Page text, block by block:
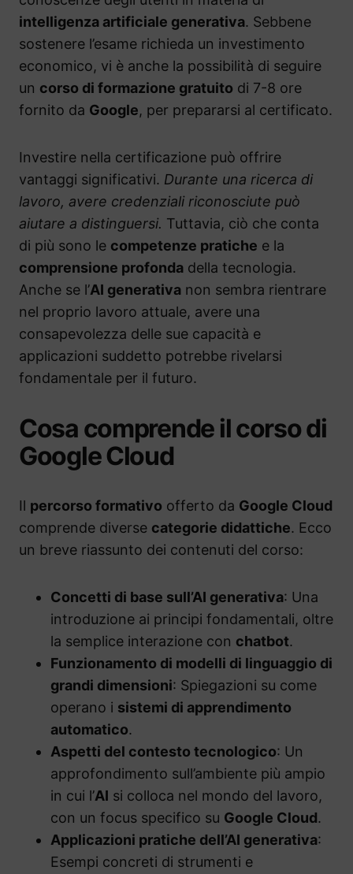
intelligenza artificiale generativa. Sebbene
sostenere l’esame richieda un investimento
economico, vi è anche la possibilità di seguire
un corso di formazione gratuito di 7-8 ore
fornito da Google, per prepararsi al certificato.
Investire nella certificazione può offrire
vantaggi significativi. Durante una ricerca di
lavoro, avere credenziali riconosciute può
aiutare a distinguersi. Tuttavia, ciò che conta
di più sono le competenze pratiche e la
comprensione profonda della tecnologia.
Anche se l’AI generativa non sembra rientrare
nel proprio lavoro attuale, avere una
consapevolezza delle sue capacità e
applicazioni suddetto potrebbe rivelarsi
fondamentale per il futuro.
Cosa comprende il corso di
Google Cloud
Il percorso formativo offerto da Google Cloud
comprende diverse categorie didattiche. Ecco
un breve riassunto dei contenuti del corso:
Concetti di base sull’AI generativa: Una
introduzione ai principi fondamentali, oltre
la semplice interazione con chatbot.
Funzionamento di modelli di linguaggio di
grandi dimensioni: Spiegazioni su come
operano i sistemi di apprendimento
automatico.
Aspetti del contesto tecnologico: Un
approfondimento sull’ambiente più ampio
in cui l’AI si colloca nel mondo del lavoro,
con un focus specifico su Google Cloud.
Applicazioni pratiche dell’AI generativa:
Esempi concreti di strumenti e